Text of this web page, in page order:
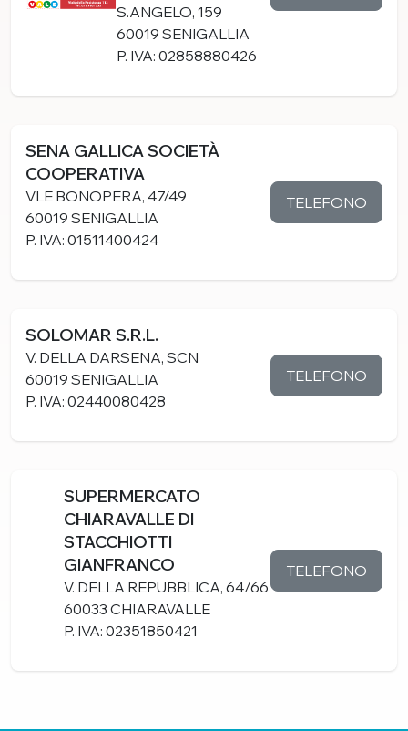
S.ANGELO, 159
60019 SENIGALLIA
P. IVA: 02858880426
SENA GALLICA SOCIETÀ
COOPERATIVA
VLE BONOPERA, 47/49
60019 SENIGALLIA
P. IVA: 01511400424
TELEFONO
SOLOMAR S.R.L.
V. DELLA DARSENA, SCN
60019 SENIGALLIA
P. IVA: 02440080428
TELEFONO
SUPERMERCATO
CHIARAVALLE DI
STACCHIOTTI
GIANFRANCO
V. DELLA REPUBBLICA, 64/66
60033 CHIARAVALLE
P. IVA: 02351850421
TELEFONO